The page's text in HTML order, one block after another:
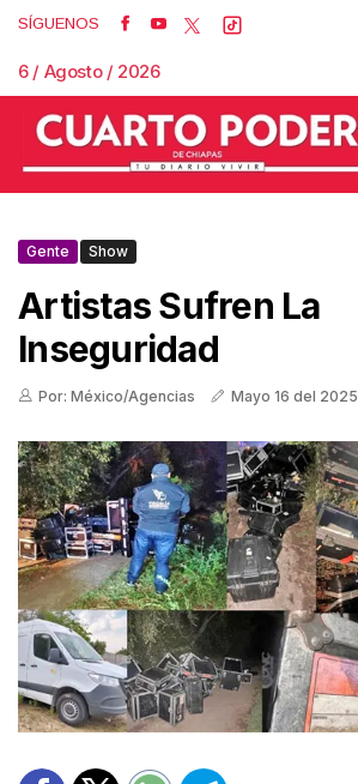
SÍGUENOS
6 / Agosto / 2026
Gente Show
Artistas Sufren La
Inseguridad
Por: México/Agencias Mayo 16 del 2025